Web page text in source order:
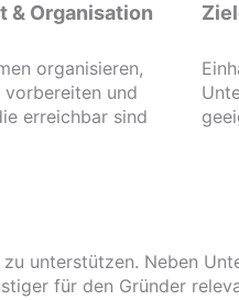
& Organisation
organisieren,
vorbereiten und
erreichbar sind
unterstützen. Neben
für den Gründer